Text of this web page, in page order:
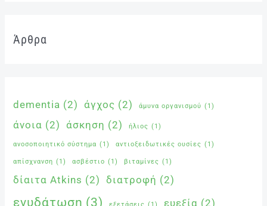
Άρθρα
dementia (2) άγχος (2) άμυνα οργανισμού (1)
άνοια (2) άσκηση (2) ήλιος (1)
ανοσοποιητικό σύστημα (1) αντιοξειδωτικές ουσίες (1)
απίσχνανση (1) ασβέστιο (1) βιταμίνες (1)
δίαιτα Atkins (2) διατροφή (2)
ενυδάτωση (3) ευεξία (2)